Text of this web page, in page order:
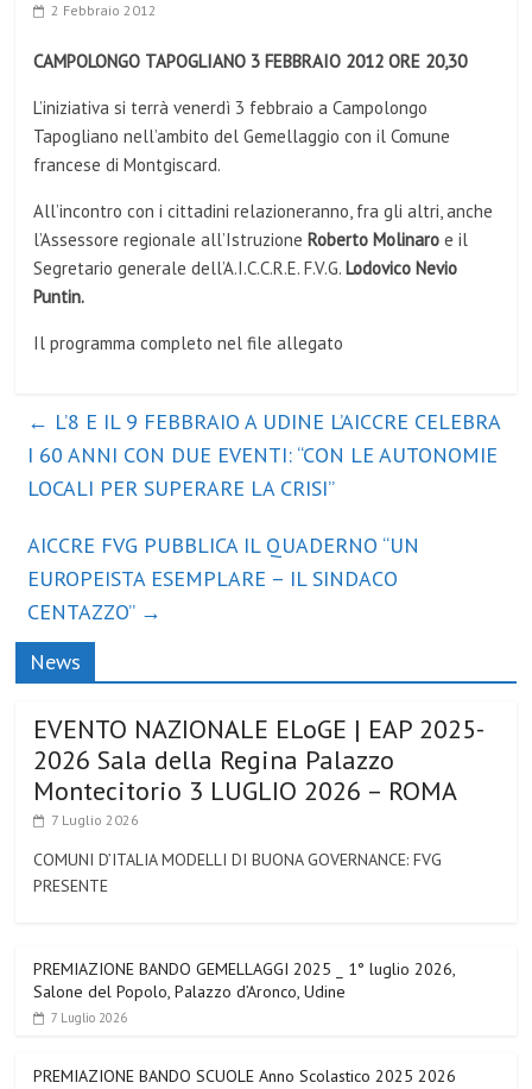
2 Febbraio 2012
CAMPOLONGO TAPOGLIANO 3 FEBBRAIO 2012 ORE 20,30
L’iniziativa si terrà venerdì 3 febbraio a Campolongo
Tapogliano nell’ambito del Gemellaggio con il Comune
francese di Montgiscard.
All’incontro con i cittadini relazioneranno, fra gli altri, anche
l’Assessore regionale all’IstruzioneRoberto Molinaro e il
Segretario generale dell’A.I.C.C.R.E. F.V.G. Lodovico Nevio
Puntin.
Il programma completo nel file allegato
← L’8 E IL 9 FEBBRAIO A UDINE L’AICCRE CELEBRA
I 60 ANNI CON DUE EVENTI: “CON LE AUTONOMIE
LOCALI PER SUPERARE LA CRISI”
AICCRE FVG PUBBLICA IL QUADERNO “UN
EUROPEISTA ESEMPLARE – IL SINDACO
CENTAZZO” →
News
EVENTO NAZIONALE ELoGE | EAP 2025-
2026 Sala della Regina Palazzo
Montecitorio 3 LUGLIO 2026 – ROMA
7 Luglio 2026
COMUNI D’ITALIA MODELLI DI BUONA GOVERNANCE: FVG
PRESENTE
PREMIAZIONE BANDO GEMELLAGGI 2025 _ 1° luglio 2026,
Salone del Popolo, Palazzo d’Aronco, Udine
7 Luglio 2026
PREMIAZIONE BANDO SCUOLE Anno Scolastico 2025 2026